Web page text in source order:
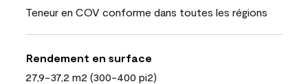
Teneur en COV conforme dans toutes les régions
Rendement en surface
27,9-37,2 m2 (300-400 pi2)